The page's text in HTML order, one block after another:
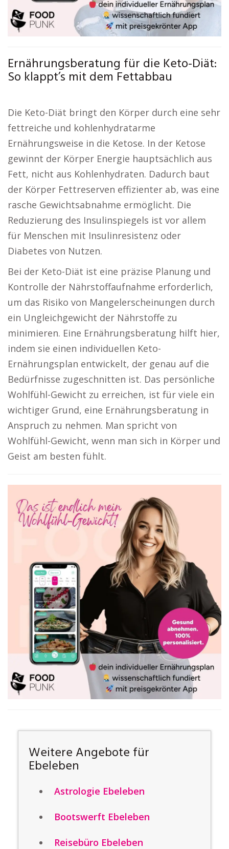
Ernährungsberatung für die Keto-Diät:
So klappt’s mit dem Fettabbau
Die Keto-Diät bringt den Körper durch eine sehr
fettreiche und kohlenhydratarme
Ernährungsweise in die Ketose. In der Ketose
gewinnt der Körper Energie hauptsächlich aus
Fett, nicht aus Kohlenhydraten. Dadurch baut
der Körper Fettreserven effizienter ab, was eine
rasche Gewichtsabnahme ermöglicht. Die
Reduzierung des Insulinspiegels ist vor allem
für Menschen mit Insulinresistenz oder
Diabetes von Nutzen.
Bei der Keto-Diät ist eine präzise Planung und
Kontrolle der Nährstoffaufnahme erforderlich,
um das Risiko von Mangelerscheinungen durch
ein Ungleichgewicht der Nährstoffe zu
minimieren. Eine Ernährungsberatung hilft hier,
indem sie einen individuellen Keto-
Ernährungsplan entwickelt, der genau auf die
Bedürfnisse zugeschnitten ist. Das persönliche
Wohlfühl-Gewicht zu erreichen, ist für viele ein
wichtiger Grund, eine Ernährungsberatung in
Anspruch zu nehmen. Man spricht von
Wohlfühl-Gewicht, wenn man sich in Körper und
Geist am besten fühlt.
Weitere Angebote für
Ebeleben
Astrologie Ebeleben
Bootswerft Ebeleben
Reisebüro Ebeleben